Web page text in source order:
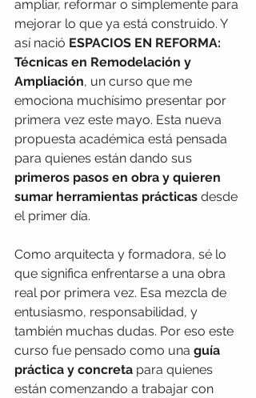
ampliar, reformar o simplemente para
mejorar lo que ya está construido. Y
así nació ESPACIOS EN REFORMA:
Técnicas en Remodelación y
Ampliación, un curso que me
emociona muchísimo presentar por
primera vez este mayo. Esta nueva
propuesta académica está pensada
para quienes están dando sus
primeros pasos en obra y quieren
sumar herramientas prácticas desde
el primer día.
Como arquitecta y formadora, sé lo
que significa enfrentarse a una obra
real por primera vez. Esa mezcla de
entusiasmo, responsabilidad, y
también muchas dudas. Por eso este
curso fue pensado como una guía
práctica y concreta para quienes
están comenzando a trabajar con